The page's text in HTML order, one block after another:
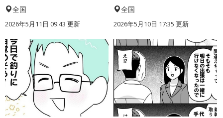
全国
2026年5月11日 09:43 更新
全国
2026年5月10日 17:35 更新